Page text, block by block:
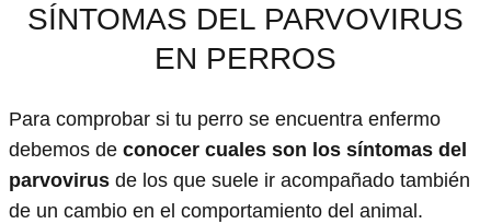
SÍNTOMAS DEL PARVOVIRUS
EN PERROS
Para comprobar si tu perro se encuentra enfermo
debemos de conocer cuales son los síntomas del
parvovirus de los que suele ir acompañado también
de un cambio en el comportamiento del animal.